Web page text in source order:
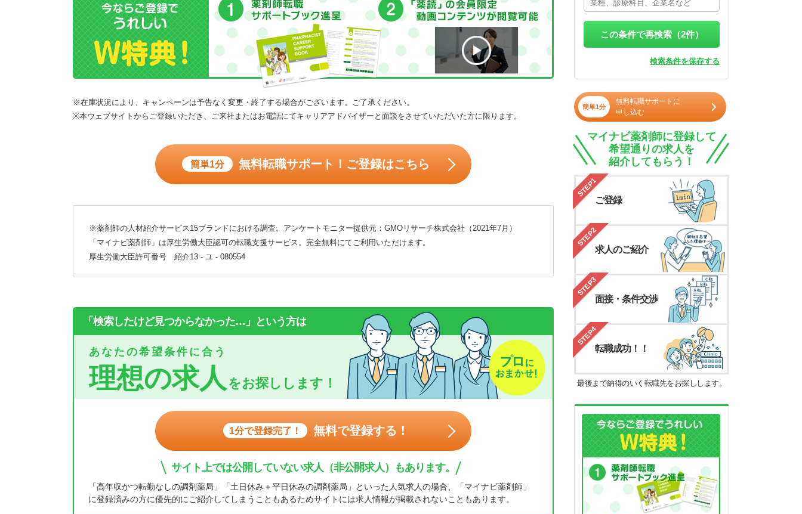
※在庫状況により、キャンペーンは予告なく変更・終了する場合がございます。ご了承ください。
※本ウェブサイトからご登録いただき、ご来社またはお電話にてキャリアアドバイザーと面談をさせていただいた方に限ります。
簡単1分 無料転職サポート！ご登録はこちら
※薬剤師の人材紹介サービス15ブランドにおける調査。アンケートモニター提供元：GMOリサーチ株式会社（2021年7月）
「マイナビ薬剤師」は厚生労働大臣認可の転職支援サービス。完全無料にてご利用いただけます。
厚生労働大臣許可番号 紹介13 - ユ - 080554
「検索したけど見つからなかった…」という方は
あなたの希望条件に合う
理想の求人をお探しします！
1分で登録完了！ 無料で登録する！
サイト上では公開していない求人（非公開求人）もあります。
「高年収かつ転勤なしの調剤薬局」「土日休み＋平日休みの調剤薬局」といった人気求人の場合、「マイナビ薬剤師」
に登録済みの方に優先的にご紹介してしまうこともあるためサイトには求人情報が掲載されないこともあります。
この条件で再検索（2件）
検索条件を保存する
簡単1分
無料転職サポートに
申し込む
マイナビ薬剤師に登録して
希望通りの求人を
紹介してもらう！
STEP1
ご登録
STEP2
求人のご紹介
STEP3
面接・条件交渉
STEP4
転職成功！！
最後まで納得のいく転職先をお探しします。